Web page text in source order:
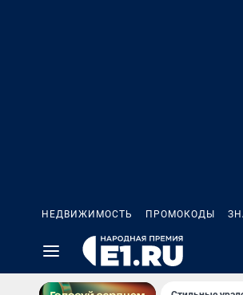
НЕДВИЖИМОСТЬ ПРОМОКОДЫ